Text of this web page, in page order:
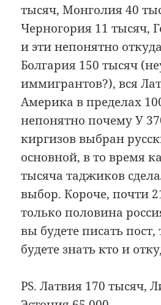
тысяч, Монголия 40
Черногория 11 тысяч,
и эти непонятно
Болгария 150 тысяч
иммигрантов?), вся
Америка в пределах
непонятно почему У
киргизов выбран
основной, в то время
тысяча таджиков
выбор. Короче, почти
только половина
вы будете писать пост,
будете знать кто и
PS. Латвия 170 тысяч,